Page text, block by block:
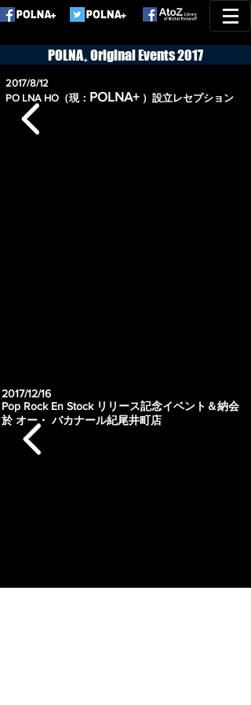
POLNA₊ Original Events 2017
2017/8/12
PO LNA HO（現： POLNA+ ）設立レセプション
2017/12/16
Pop Rock En Stock リリース記念イベント＆納会
於 オー・ バカナール紀尾井町店